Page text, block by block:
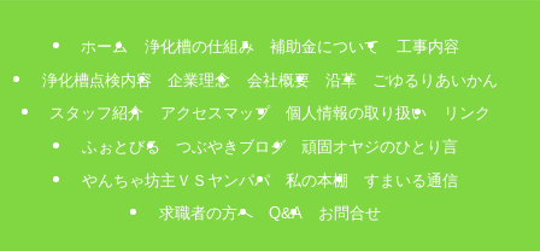
ホーム 浄化槽の仕組み 補助金について
工事内容
浄化槽点検内容
企業理念 会社概要 沿革
ごゆるりあいかん
スタッフ紹介
アクセスマップ 個人情報の取り扱い
リンク
ふぉとびる
つぶやきブログ
頑固オヤジのひとり言
やんちゃ坊主ＶＳヤンパパ
私の本棚
すまいる通信
求職者の方へ
Q&A お問合せ